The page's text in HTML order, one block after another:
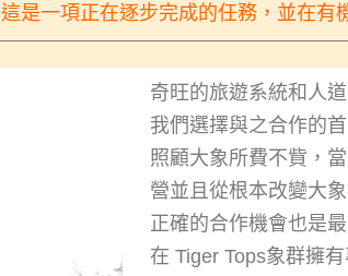
這是一項正在逐步完成的任務，並在有
奇旺的旅遊系統和 人道
我們選擇與之合作的首
照顧大象所費不貲，當
營並且從根本改變大象
正確的合作機會也是
在 Tiger Tops象群擁